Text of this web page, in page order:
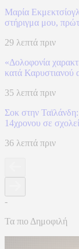
Μαρία
στήριγμα μου,
29 λεπτά πριν
«Δολοφονία
κατά Καρυστιανού
35 λεπτά πριν
Σοκ στην
14χρονου σε
36 λεπτά πριν
-
Τα πιο Δημοφιλή